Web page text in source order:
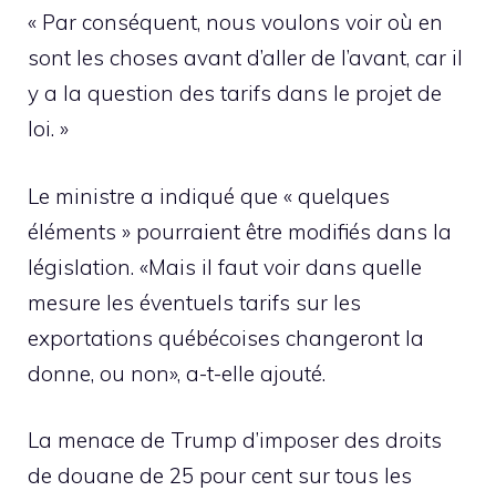
« Par conséquent, nous voulons voir où en
sont les choses avant d’aller de l’avant, car il
y a la question des tarifs dans le projet de
loi. »
Le ministre a indiqué que « quelques
éléments » pourraient être modifiés dans la
législation. «Mais il faut voir dans quelle
mesure les éventuels tarifs sur les
exportations québécoises changeront la
donne, ou non», a-t-elle ajouté.
La menace de Trump d’imposer des droits
de douane de 25 pour cent sur tous les